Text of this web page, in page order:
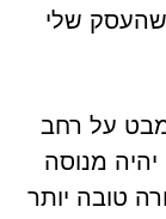
שהעסק שלי
מבט על רחב
מנוסה
טובה יותר